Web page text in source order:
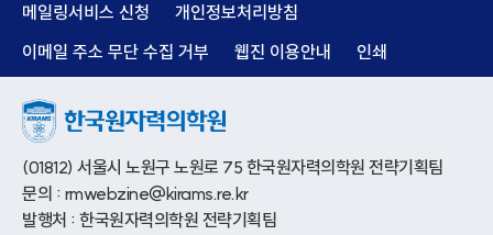
메일링서비스 신청
개인정보처리방침
이메일 주소 무단 수집 거부
웹진 이용안내 인쇄
(01812) 서울시 노원구 노원로 75 한국원자력의학원 전략기획팀
문의 : rmwebzine@kirams.re.kr
발행처 : 한국원자력의학원 전략기획팀